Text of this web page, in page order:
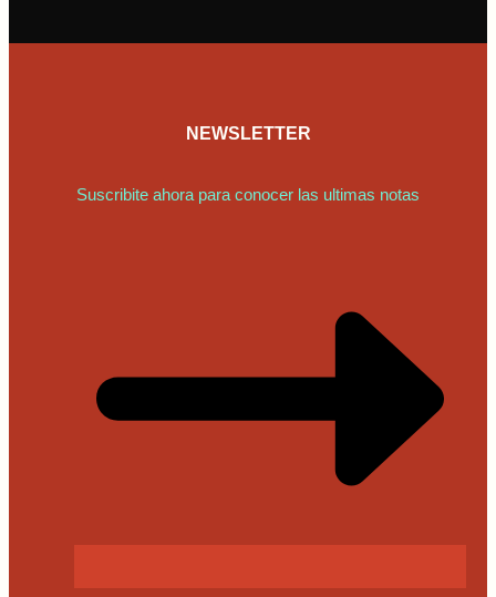
NEWSLETTER
Suscribite ahora para conocer las ultimas notas